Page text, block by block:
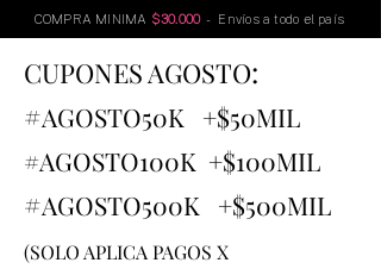
COMPRA MINIMA $30.000 - Envíos a todo el país
CUPONES AGOSTO:
#AGOSTO50K +$50MIL
#AGOSTO100K +$100MIL
#AGOSTO500K +$500MIL
(SOLO APLICA PAGOS X